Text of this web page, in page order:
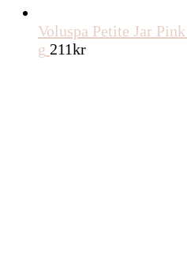
Voluspa Petite Jar
g 211kr